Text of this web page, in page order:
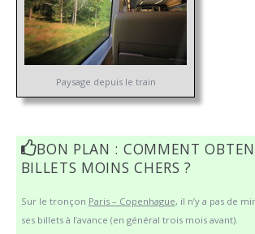
Paysage depuis le train
BON PLAN : COMMENT
BILLETS MOINS CHERS ?
Sur le tronçon Paris – Copenhague, il n’y a pas de
ses billets à l’avance (en général trois mois avant).